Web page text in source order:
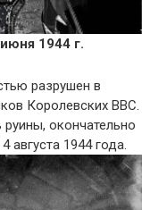
1944 г.
разрушен в
Королевских ВВС.
окончательно
августа 1944 года.